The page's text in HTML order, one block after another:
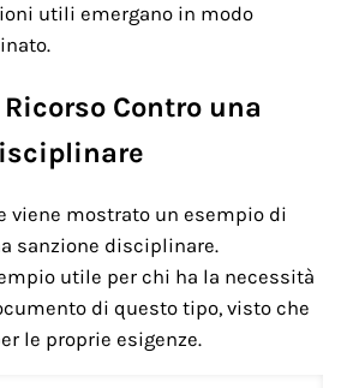
utili emergano in modo
Contro una
viene mostrato un esempio di
sanzione disciplinare.
utile per chi ha la necessità
di questo tipo, visto che
le proprie esigenze.